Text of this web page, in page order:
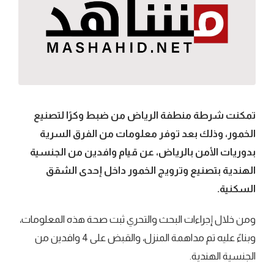
تمكنت شرطة منطفة الرياض من ضبط وكرًا لتصنيع
الخمور، وذلك بعد توفر معلومات من الفرق السرية
بدوريات الأمن بالرياض، عن قيام وافدين من الجنسية
الهندية بتصنيع وترويج الخمور داخل إحدى الشقق
السكنية.
ومن خلال إجراءات البحث والتحري ثبت صحة هذه المعلومات،
وبناءً عليه تم مداهمة المنزل، والقبض على 4 وافدين من
الجنسية الهندية.